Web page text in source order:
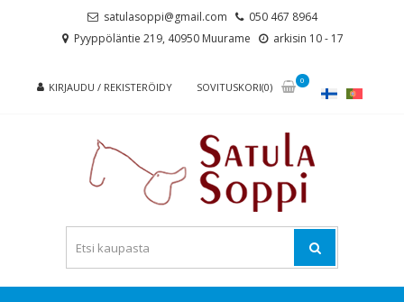
satulasoppi@gmail.com
050 467 8964
Pyyppöläntie 219, 40950 Muurame
arkisin 10 - 17
KIRJAUDU / REKISTERÖIDY SOVITUSKORI(0)
0